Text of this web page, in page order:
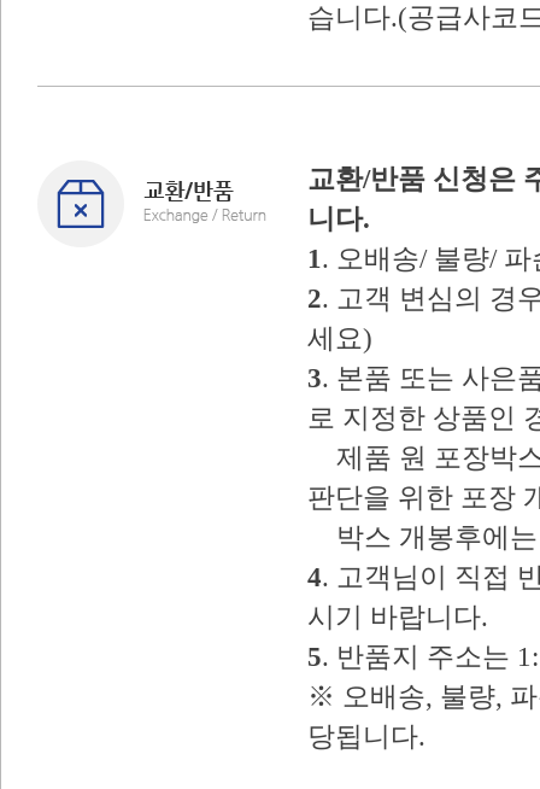
습니다.(공급사코
교환/반품 신청은
니다.
1. 오배송/ 불량/
2. 고객 변심의 경
세요)
3. 본품 또는 사은
로 지정한 상품인
제품 원 포장박
판단을 위한 포장
박스 개봉후에는
4. 고객님이 직접
시기 바랍니다.
5. 반품지 주소는
※ 오배송, 불량,
당됩니다.